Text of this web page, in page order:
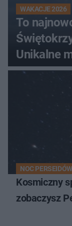
WAKACJE 2026
To
Unikalne
NOC
Kosmiczny
zobaczysz